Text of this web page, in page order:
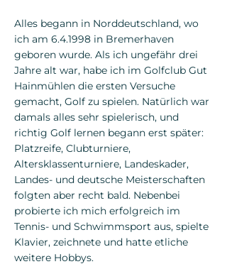
Alles begann in Norddeutschland, wo
ich am 6.4.1998 in Bremerhaven
geboren wurde. Als ich ungefähr drei
Jahre alt war, habe ich im Golfclub Gut
Hainmühlen die ersten Versuche
gemacht, Golf zu spielen. Natürlich war
damals alles sehr spielerisch, und
richtig Golf lernen begann erst später:
Platzreife, Clubturniere,
Altersklassenturniere, Landeskader,
Landes- und deutsche Meisterschaften
folgten aber recht bald. Nebenbei
probierte ich mich erfolgreich im
Tennis- und Schwimmsport aus, spielte
Klavier, zeichnete und hatte etliche
weitere Hobbys.